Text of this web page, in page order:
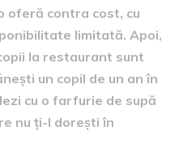
oferă contra cost, cu
limitată. Apoi,
la restaurant sunt
un copil de un an în
cu o farfurie de supă
nu ți-l dorești în